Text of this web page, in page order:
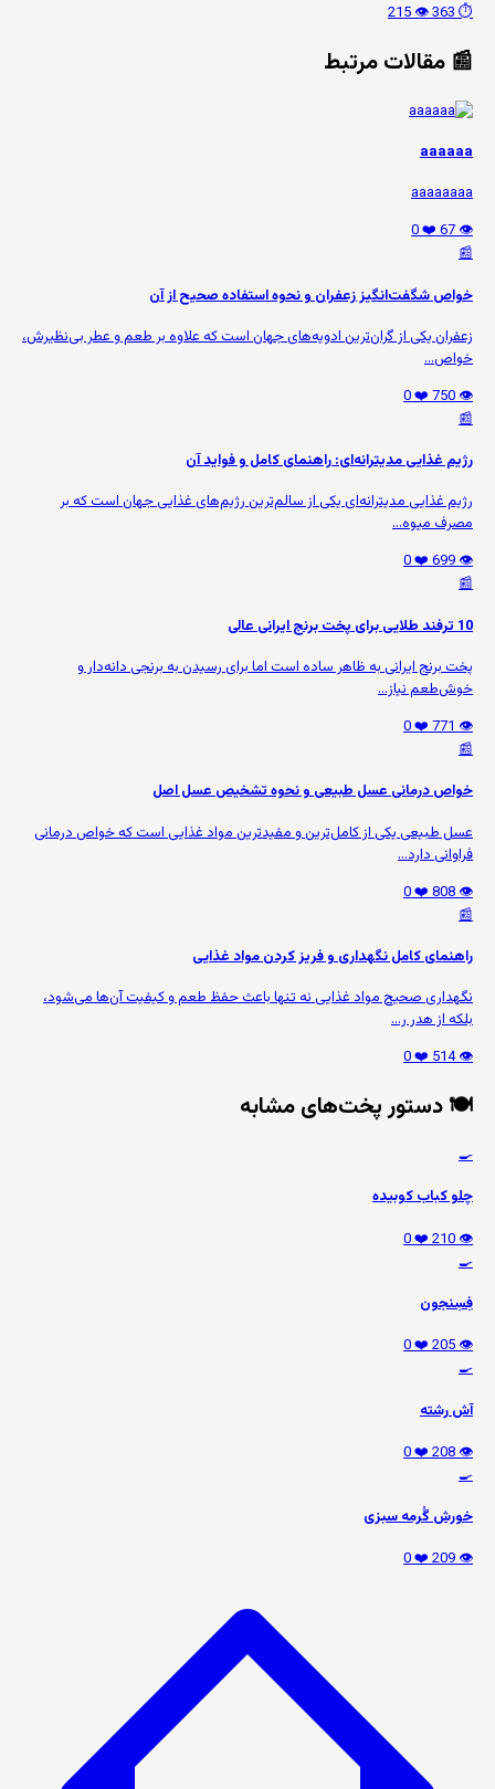
⏱️ 363
👁️ 215
📰 مقالات مرتبط
aaaaaa
aaaaaaaa
👁️ 67
❤️ 0
📰
خواص شگفت‌انگیز زعفران و نحوه استفاده صحیح از آن
زعفران یکی از گران‌ترین ادویه‌های جهان است که علاوه بر طعم و عطر بی‌نظیرش،
خواص...
👁️ 750
❤️ 0
📰
رژیم غذایی مدیترانه‌ای: راهنمای کامل و فواید آن
رژیم غذایی مدیترانه‌ای یکی از سالم‌ترین رژیم‌های غذایی جهان است که بر
مصرف میوه‌...
👁️ 699
❤️ 0
📰
10 ترفند طلایی برای پخت برنج ایرانی عالی
پخت برنج ایرانی به ظاهر ساده است اما برای رسیدن به برنجی دانه‌دار و
خوش‌طعم نیاز...
👁️ 771
❤️ 0
📰
خواص درمانی عسل طبیعی و نحوه تشخیص عسل اصل
عسل طبیعی یکی از کامل‌ترین و مفیدترین مواد غذایی است که خواص درمانی
فراوانی دارد...
👁️ 808
❤️ 0
📰
راهنمای کامل نگهداری و فریز کردن مواد غذایی
نگهداری صحیح مواد غذایی نه تنها باعث حفظ طعم و کیفیت آن‌ها می‌شود،
بلکه از هدر ر...
👁️ 514
❤️ 0
🍽️ دستور پخت‌های مشابه
🍳
چلو کباب کوبیده
👁️ 210
❤️ 0
🍳
فِسِنجون
👁️ 205
❤️ 0
🍳
آش رشته
👁️ 208
❤️ 0
🍳
خورش گُرمه سبزی
👁️ 209
❤️ 0